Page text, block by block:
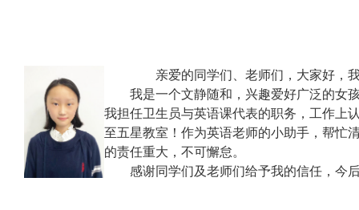
亲爱的同学们、老师们，大家好，
我是一个文静随和，兴趣爱好广泛的女
我担任卫生员与英语课代表的职务，工作上
至五星教室！作为英语老师的小助手，帮忙
的责任重大，不可懈怠。
感谢同学们及老师们给予我的信任，今